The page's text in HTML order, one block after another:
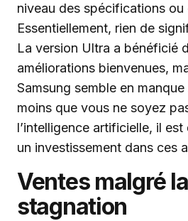
niveau des spécifications ou
Essentiellement, rien de
La version Ultra a bénéficié
améliorations bienvenues,
Samsung semble en
moins que vous ne soyez
l’intelligence artificielle, il
un investissement dans ces
Ventes malgré la
stagnation